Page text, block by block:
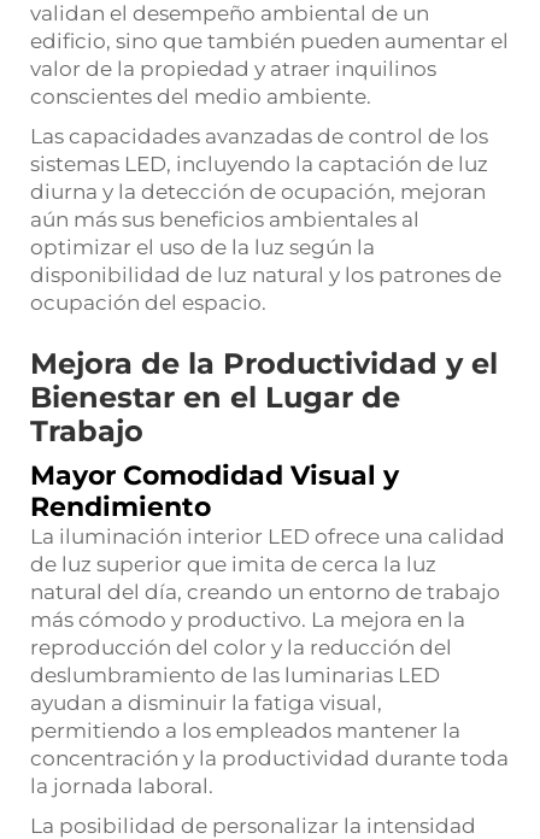
validan el desempeño ambiental de un
edificio, sino que también pueden aumentar el
valor de la propiedad y atraer inquilinos
conscientes del medio ambiente.
Las capacidades avanzadas de control de los
sistemas LED, incluyendo la captación de luz
diurna y la detección de ocupación, mejoran
aún más sus beneficios ambientales al
optimizar el uso de la luz según la
disponibilidad de luz natural y los patrones de
ocupación del espacio.
Mejora de la Productividad y el
Bienestar en el Lugar de
Trabajo
Mayor Comodidad Visual y
Rendimiento
La iluminación interior LED ofrece una calidad
de luz superior que imita de cerca la luz
natural del día, creando un entorno de trabajo
más cómodo y productivo. La mejora en la
reproducción del color y la reducción del
deslumbramiento de las luminarias LED
ayudan a disminuir la fatiga visual,
permitiendo a los empleados mantener la
concentración y la productividad durante toda
la jornada laboral.
La posibilidad de personalizar la intensidad